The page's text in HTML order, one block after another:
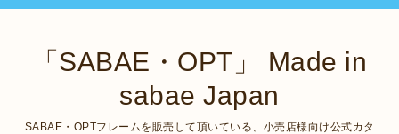
「SABAE・OPT」 Made in
sabae Japan
SABAE・OPTフレームを販売して頂いている、小売店様向け公式カタ